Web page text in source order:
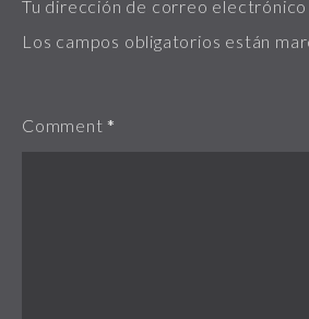
Tu dirección de correo electrónico
Los campos obligatorios están
Comment *